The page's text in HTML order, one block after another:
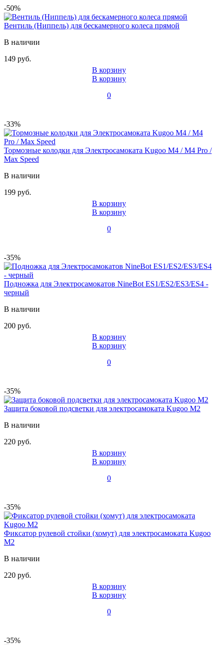
-50%
Вентиль (Ниппель) для бескамерного колеса прямой
В наличии
149 руб.
В корзину
В корзину
0
-33%
Тормозные колодки для Электросамоката Kugoo M4 / M4 Pro /
Max Speed
В наличии
199 руб.
В корзину
В корзину
0
-35%
Подножка для Электросамокатов NineBot ES1/ES2/ES3/ES4 -
черный
В наличии
200 руб.
В корзину
В корзину
0
-35%
Защита боковой подсветки для электросамоката Kugoo M2
В наличии
220 руб.
В корзину
В корзину
0
-35%
Фиксатор рулевой стойки (хомут) для электросамоката Kugoo
M2
В наличии
220 руб.
В корзину
В корзину
0
-35%